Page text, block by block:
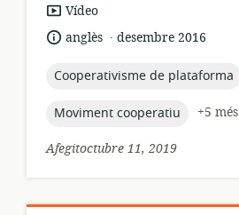
format
recursos:
Vídeo
idioma:
anglès .
data
publicació:
desembre 2016
topic:
Cooperativisme de plataforma
topic:
Moviment cooperatiu
+5 més
Afegitoctubre 11, 2019